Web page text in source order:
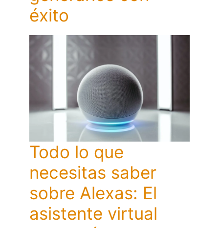
éxito
Todo lo que
necesitas saber
sobre Alexas: El
asistente virtual